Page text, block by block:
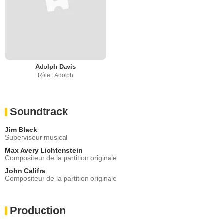
Adolph Davis
Rôle : Adolph
Soundtrack
Jim Black
Superviseur musical
Max Avery Lichtenstein
Compositeur de la partition originale
John Califra
Compositeur de la partition originale
Production